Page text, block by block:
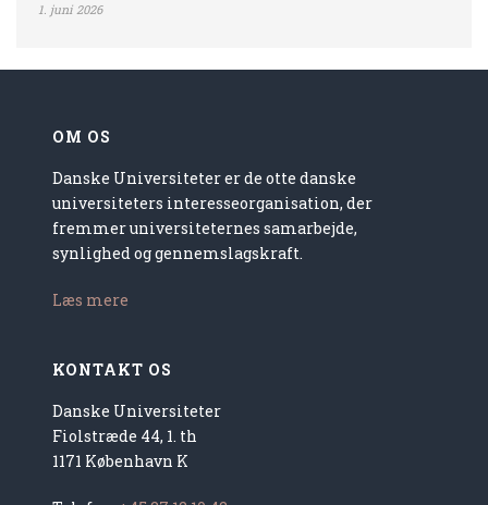
1. juni 2026
OM OS
Danske Universiteter er de otte danske
universiteters interesseorganisation, der
fremmer universiteternes samarbejde,
synlighed og gennemslagskraft.
Læs mere
KONTAKT OS
Danske Universiteter
Fiolstræde 44, 1. th
1171 København K